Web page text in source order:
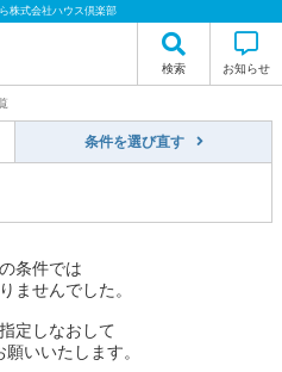
株式会社ハウス倶楽部
検索 お知らせ
条件を選び直す
条件では
ませんでした。
定しなおして
いいたします。